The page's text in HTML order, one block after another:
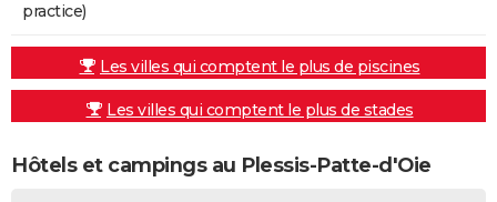
practice)
Les villes qui comptent le plus de piscines
Les villes qui comptent le plus de stades
Hôtels et campings au Plessis-Patte-d'Oie